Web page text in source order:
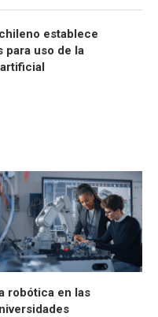
establece
para uso de la
robótica en las